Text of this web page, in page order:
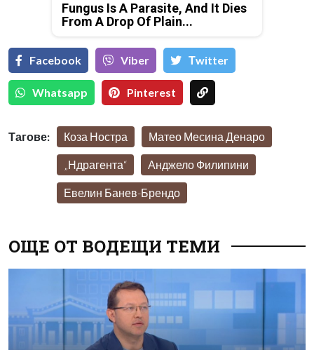
Fungus Is A Parasite, And It Dies
From A Drop Of Plain...
Facebook Viber Тwitter
Whatsapp Pinterest
Тагове: Коза Ностра Матео Месина Денаро
„Ндрагента“ Анджело Филипини
Евелин Банев-Брендо
ОЩЕ ОТ ВОДЕЩИ ТЕМИ